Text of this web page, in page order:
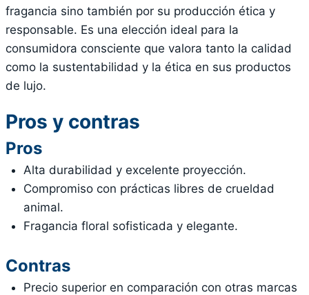
fragancia sino también por su producción ética y
responsable. Es una elección ideal para la
consumidora consciente que valora tanto la calidad
como la sustentabilidad y la ética en sus productos
de lujo.
Pros y contras
Pros
Alta durabilidad y excelente proyección.
Compromiso con prácticas libres de crueldad
animal.
Fragancia floral sofisticada y elegante.
Contras
Precio superior en comparación con otras marcas